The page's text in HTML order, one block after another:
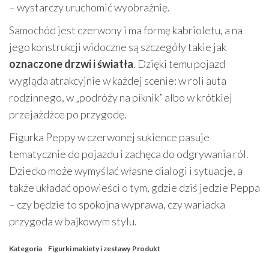
– wystarczy uruchomić wyobraźnię.
Samochód jest czerwony i ma formę kabrioletu, a na
jego konstrukcji widoczne są szczegóły takie jak
oznaczone drzwi i światła. Dzięki temu pojazd
wygląda atrakcyjnie w każdej scenie: w roli auta
rodzinnego, w „podróży na piknik” albo w krótkiej
przejażdżce po przygodę.
Figurka Peppy w czerwonej sukience pasuje
tematycznie do pojazdu i zachęca do odgrywania ról.
Dziecko może wymyślać własne dialogi i sytuacje, a
także układać opowieści o tym, gdzie dziś jedzie Peppa
– czy będzie to spokojna wyprawa, czy wariacka
przygoda w bajkowym stylu.
Kategoria Figurki makiety i zestawy Produkt